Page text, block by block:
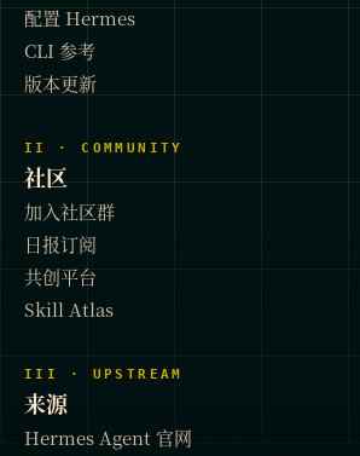
配置 Hermes
CLI 参考
版本更新
II · COMMUNITY
社区
加入社区群
日报订阅
共创平台
Skill Atlas
III · UPSTREAM
来源
Hermes Agent 官网